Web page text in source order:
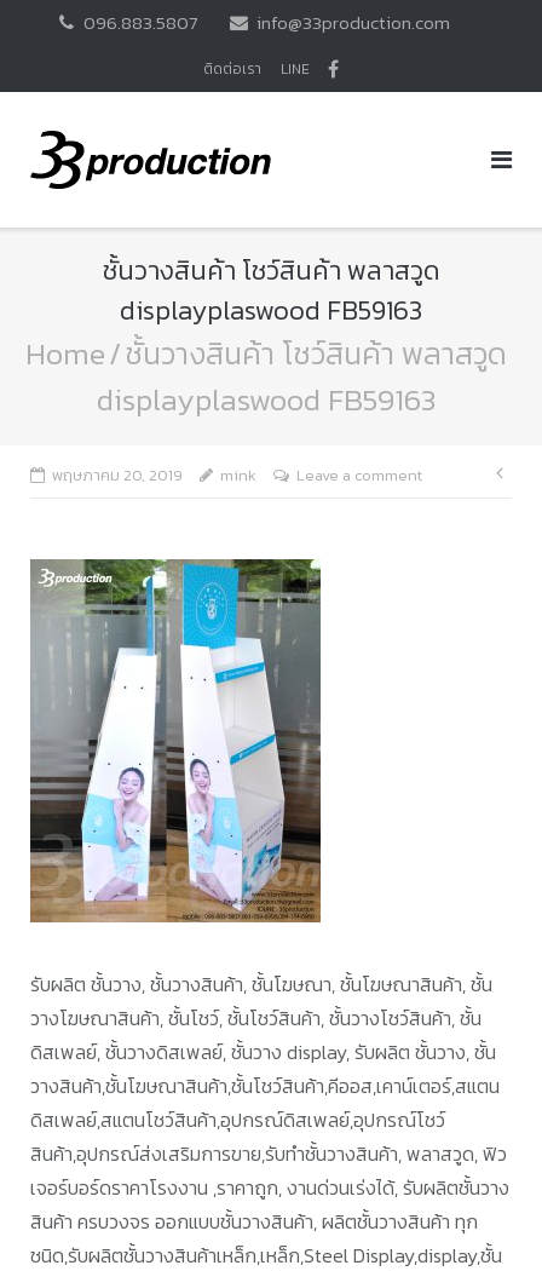
096.883.5807 info@33production.com
ติดต่อเรา LINE
ชั้นวางสินค้า โชว์สินค้า พลาสวูด
displayplaswood FB59163
Home/ชั้นวางสินค้า โชว์สินค้า พลาสวูด
displayplaswood FB59163
พฤษภาคม 20, 2019 mink Leave a comment
แน
รับผลิต ชั้นวาง, ชั้นวางสินค้า, ชั้นโฆษณา, ชั้นโฆษณาสินค้า, ชั้น
วางโฆษณาสินค้า, ชั้นโชว์, ชั้นโชว์สินค้า, ชั้นวางโชว์สินค้า, ชั้น
ดิสเพลย์, ชั้นวางดิสเพลย์, ชั้นวาง display, รับผลิต ชั้นวาง, ชั้น
วางสินค้า,ชั้นโฆษณาสินค้า,ชั้นโชว์สินค้า,คีออส,เคาน์เตอร์,สแตน
ดิสเพลย์,สแตนโชว์สินค้า,อุปกรณ์ดิสเพลย์,อุปกรณ์โชว์
สินค้า,อุปกรณ์ส่งเสริมการขาย,รับทำชั้นวางสินค้า, พลาสวูด, ฟิว
เจอร์บอร์ดราคาโรงงาน ,ราคาถูก, งานด่วนเร่งได้, รับผลิตชั้นวาง
สินค้า ครบวงจร ออกแบบชั้นวางสินค้า, ผลิตชั้นวางสินค้า ทุก
ชนิด,รับผลิตชั้นวางสินค้าเหล็ก,เหล็ก,Steel Display,display,ชั้น